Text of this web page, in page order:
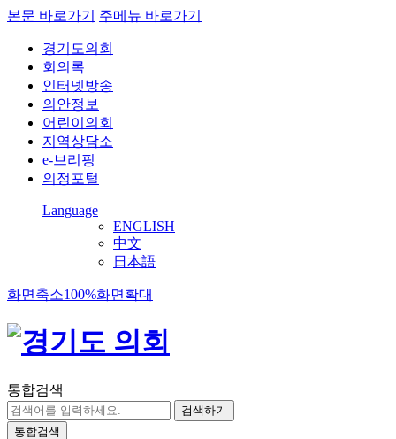
본문 바로가기 주메뉴 바로가기
경기도의회
회의록
인터넷방송
의안정보
어린이의회
지역상담소
e-브리핑
의정포털
Language
ENGLISH
中文
日本語
화면축소100%화면확대
통합검색
검색하기
통합검색